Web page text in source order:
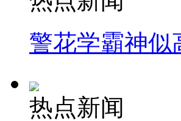
警花学霸神似
热点新闻